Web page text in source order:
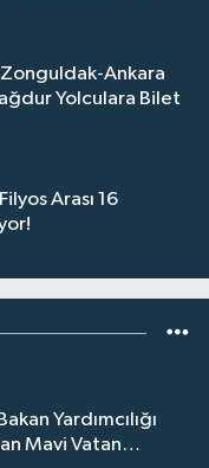
Ankara
Yolculara Bilet
Arası 16
Yardımcılığı
Mavi Vatan